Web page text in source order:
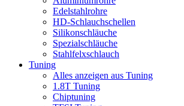
Edelstahlrohre
HD-Schlauchschellen
Silikonschläuche
Spezialschläuche
Stahlfelxschlauch
Tuning
Alles anzeigen aus Tuning
1.8T Tuning
Chiptuning